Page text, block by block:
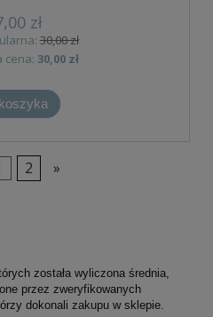
zł
30,00 zł
cena: 30,00 zł
2 »
została wyliczona średnia,
przez zweryfikowanych
dokonali zakupu w sklepie.